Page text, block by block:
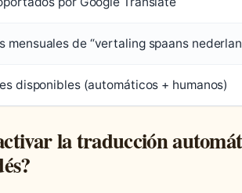
mensuales de “vertaling spaans
disponibles (automáticos + humanos)
la traducción